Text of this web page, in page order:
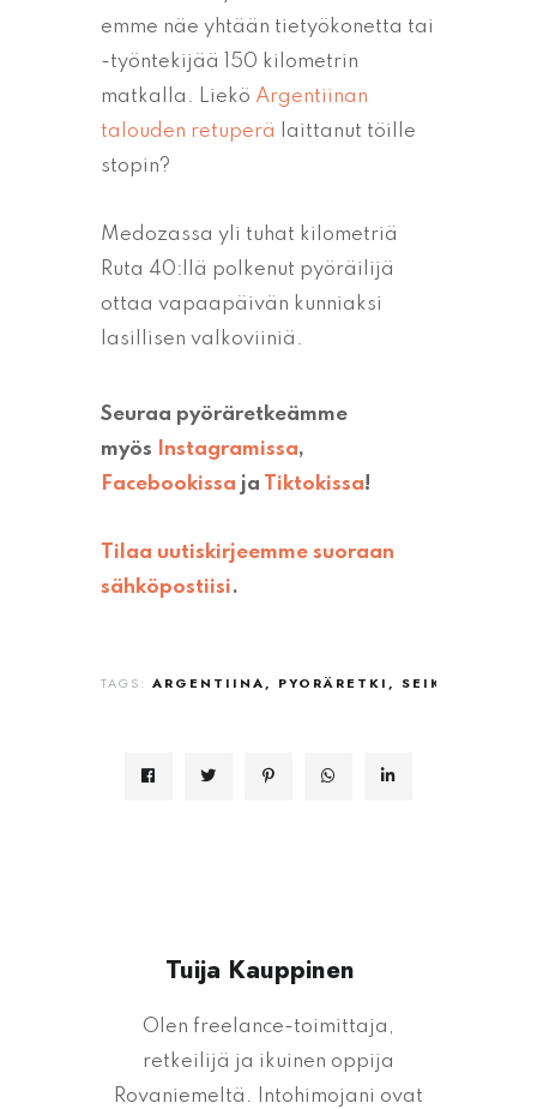
emme näe yhtään tietyökonetta tai
-työntekijää 150 kilometrin
matkalla. Liekö Argentiinan
talouden retuperä
laittanut töille
stopin?
Medozassa yli tuhat kilometriä
Ruta 40:llä polkenut pyöräilijä
ottaa vapaapäivän kunniaksi
lasillisen valkoviiniä.
Seuraa pyöräretkeämme
myös
Instagramissa,
Facebookissa ja Tiktokissa!
Tilaa uutiskirjeemme suoraan
sähköpostiisi.
TAGS: ARGENTIINA PYÖRÄRETKI SEIKKAILU
Tuija Kauppinen
Olen freelance-toimittaja,
retkeilijä ja ikuinen oppija
Rovaniemeltä. Intohimojani ovat